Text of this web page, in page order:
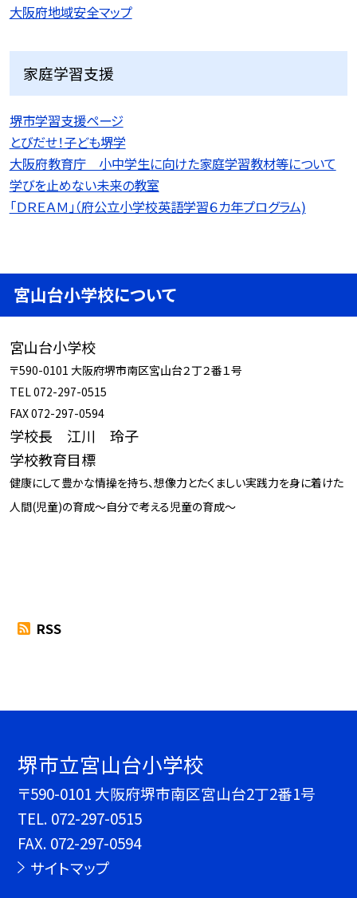
大阪府地域安全マップ
家庭学習支援
堺市学習支援ページ
とびだせ！子ども堺学
大阪府教育庁 小中学生に向けた家庭学習教材等について
学びを止めない未来の教室
「ＤＲＥＡＭ」（府公立小学校英語学習６カ年プログラム)
宮山台小学校について
宮山台小学校
〒590-0101 大阪府堺市南区宮山台２丁２番１号
TEL 072-297-0515
FAX 072-297-0594
学校長 江川 玲子
学校教育目標
健康にして豊かな情操を持ち、想像力とたくましい実践力を身に着けた
人間(児童)の育成～自分で考える児童の育成～
RSS
堺市立宮山台小学校
〒590-0101 大阪府堺市南区宮山台2丁2番1号
TEL. 072-297-0515
FAX. 072-297-0594
サイトマップ